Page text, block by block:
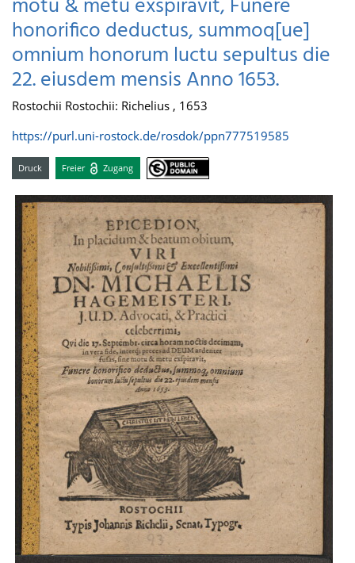
motu & metu exspiravit, Funere
honorifico deductus, summoq[ue]
omnium honorum luctu sepultus die
22. eiusdem mensis Anno 1653.
Rostochii Rostochii: Richelius , 1653
https://purl.uni-rostock.de/rosdok/ppn777519585
Druck Freier Zugang